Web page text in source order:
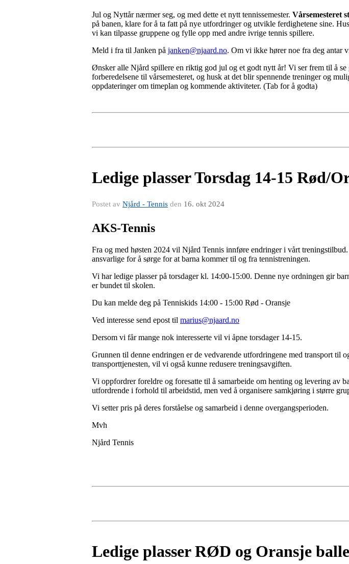
Jul og Nyttår nærmer seg, og med dette et nytt tennissemester. Vårsemesteret
på banen, klare for å ta fatt på nye utfordringer og utvikle ferdighetene sine.
vi kan tilpasse gruppene og fylle opp med andre ivrige tennis spillere.
Meld i fra til Janken på janken@njaard.no. Om vi ikke hører noe fra deg antar
Ønsker alle Njård spillere en riktig god jul og et godt nytt år! Vi ser frem til å se
forberedelsene til vårsemesteret, og husk at det blir spennende treninger og
oppdateringer om timeplan og kommende aktiviteter. (Tab for å godta)
Ledige plasser Torsdag 14-15 Rød/
Postet av Njård - Tennis den 16. okt 2024
AKS-Tennis
Fra og med høsten 2024 vil Njård Tennis innføre endringer i vårt
ansvarlige for å sørge for at barna kommer til og fra tennistreningen.
Vi har ledige plasser på torsdager kl. 14:00-15:00. Denne nye ordningen gir
er bundet til skolen.
Du kan melde deg på Tenniskids 14:00 - 15:00 Rød - Oransje
Ved interesse send epost til marius@njaard.no
Dersom vi får mange nok interesserte vil vi åpne torsdager 14-15.
Grunnen til denne endringen er de vedvarende utfordringene med transport til
transporttjenesten, vil vi også kunne redusere treningsavgiften.
Vi oppfordrer foreldre og foresatte til å samarbeide om henting og levering av
utfordrende i forhold til arbeidstid, men ved å organisere samkjøring i større
Vi setter pris på deres forståelse og samarbeid i denne overgangsperioden.
Mvh
Njård Tennis
Ledige plasser RØD og Oransje